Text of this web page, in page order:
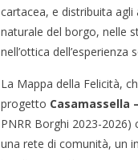
cartacea, e distribuita
naturale del borgo, nelle
nell’ottica dell’esperienza
La Mappa della Felicità,
progetto Casamassella
PNRR Borghi 2023-
una rete di comunità, un